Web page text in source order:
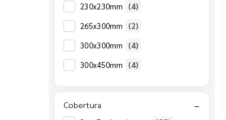
230x230mm
(4)
265x300mm
(2)
300x300mm
(4)
300x450mm
(4)
Cobertura −